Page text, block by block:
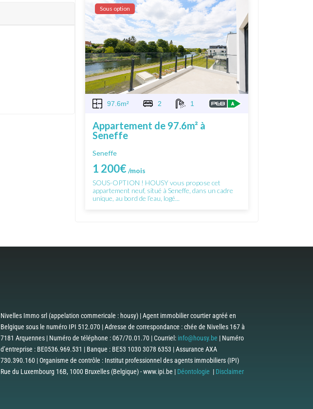
Sous option
97.6m² 2 1
Appartement de 97.6m² à
Seneffe
Seneffe
1 200€/mois
SOUS-OPTION ! HOUSY vous propose cet
appartement neuf, situé à Seneffe, dans un cadre
unique, au bord de l’eau, logé...
Nivelles Immo srl (appelation commericale : housy) | Agent immobilier courtier agréé en
Belgique sous le numéro IPI 512.070 | Adresse de correspondance : chée de Nivelles 167 à
7181 Arquennes | Numéro de téléphone : 067/70.01.70 | Courriel: info@housy.be | Numéro
d’entreprise : BE0536.969.531 | Banque : BE53 1030 3078 6353 | Assurance AXA
730.390.160 | Organisme de contrôle : Institut professionnel des agents immobiliers (IPI)
Rue du Luxembourg 16B, 1000 Bruxelles (Belgique) - www.ipi.be | Déontologie | Disclaimer